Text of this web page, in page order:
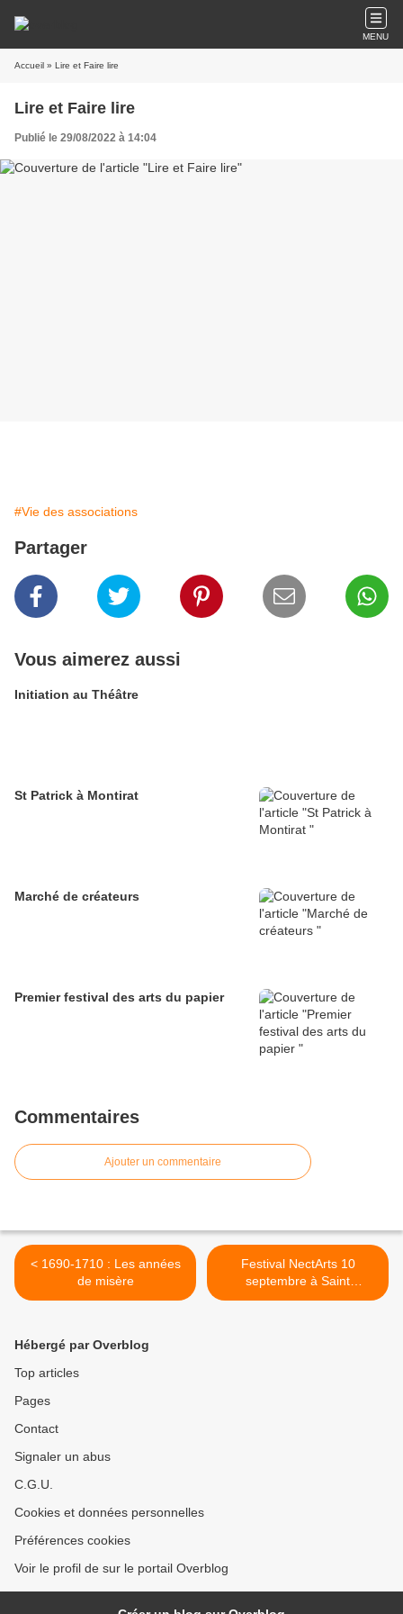
MENU
Accueil » Lire et Faire lire
Lire et Faire lire
Publié le 29/08/2022 à 14:04
#Vie des associations
Partager
Vous aimerez aussi
Initiation au Théâtre
St Patrick à Montirat
Marché de créateurs
Premier festival des arts du papier
Commentaires
Ajouter un commentaire
< 1690-1710 : Les années
de misère
Festival NectArts 10
septembre à Saint
Christophe >
Hébergé par Overblog
Top articles
Pages
Contact
Signaler un abus
C.G.U.
Cookies et données personnelles
Préférences cookies
Voir le profil de sur le portail Overblog